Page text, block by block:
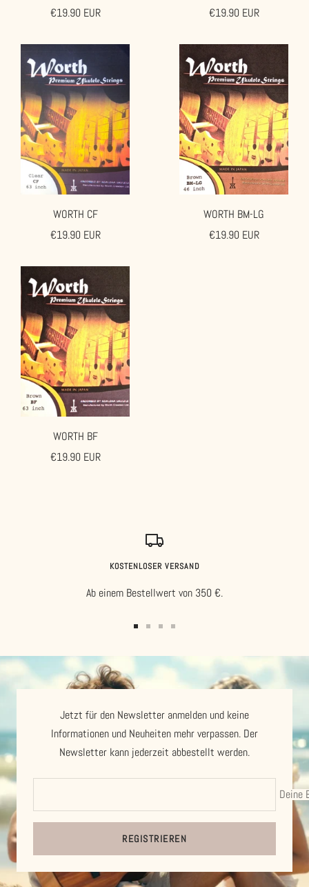
Angebotspreis
€19.90 EUR
Angebotspreis
€19.90 EUR
WORTH CF
Angebotspreis
€19.90 EUR
WORTH BM-LG
Angebotspreis
€19.90 EUR
WORTH BF
Angebotspreis
€19.90 EUR
KOSTENLOSER VERSAND
Ab einem Bestellwert von 350 €.
Slide
gehen
SlideSlideSlide
4
gehen
Jetzt für den Newsletter anmelden und keine
Informationen und Neuheiten mehr verpassen. Der
Newsletter kann jederzeit abbestellt werden.
Deine
REGISTRIEREN